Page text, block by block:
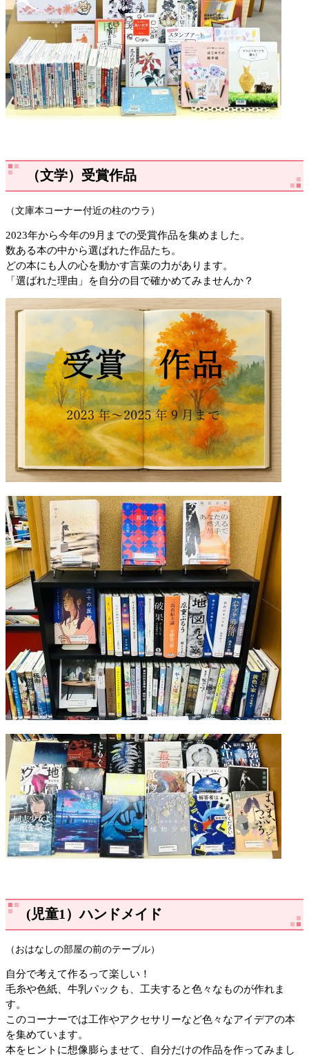
（文学）受賞作品
（文庫本コーナー付近の柱のウラ）
2023年から今年の9月までの受賞作品を集めました。
数ある本の中から選ばれた作品たち。
どの本にも人の心を動かす言葉の力があります。
「選ばれた理由」を自分の目で確かめてみませんか？
(児童1）ハンドメイド
（おはなしの部屋の前のテーブル）
自分で考えて作るって楽しい！
毛糸や色紙、牛乳パックも、工夫すると色々なものが作れま
す。
このコーナーでは工作やアクセサリーなど色々なアイデアの本
を集めています。
本をヒントに想像膨らませて、自分だけの作品を作ってみまし